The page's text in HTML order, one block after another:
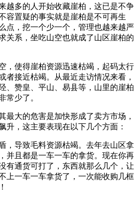
越多的人开始收藏崖柏，这已是不争
容置疑的事实就是崖柏是不可再生
点，挖一个少一个，管理也越来越严
关系，坐吃山空也就成了山区崖柏的
，使得崖柏资源迅速枯竭，起码太行
者接近枯竭。从最近走访情况来看，
、赞皇、平山、易县等，山里的崖柏
常少了。
最大的危害是加快形成了卖方市场，
升，这主要表现在以下几个方面：
，导致毛料资源枯竭。去年去山区拿
并且都是一车一车的拿货。现在你再
有通货可打了，东西就那么几个，让
上一车一车拿货了，一次能收购几框